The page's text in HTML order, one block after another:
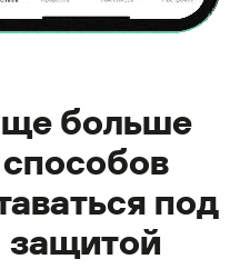
больше
способов
под
защитой